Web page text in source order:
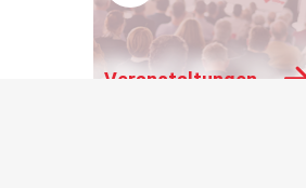
Veranstaltungen